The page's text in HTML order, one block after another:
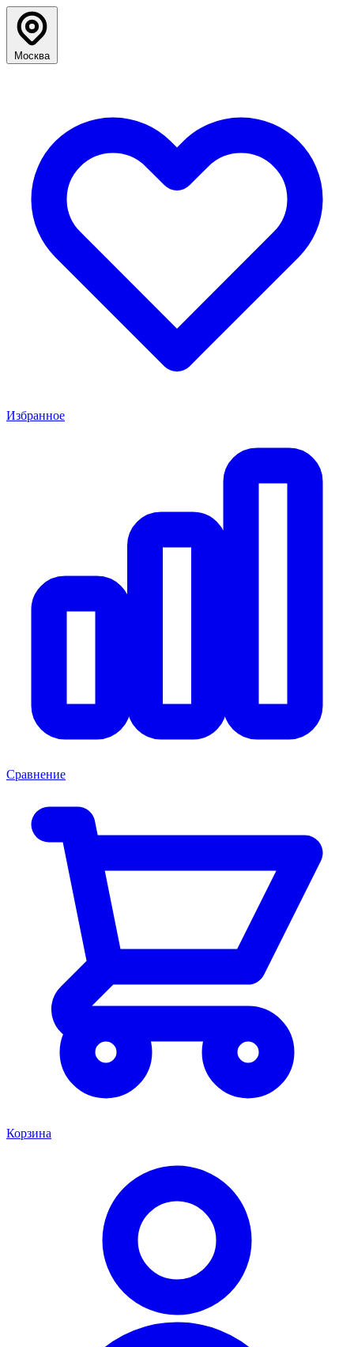
Москва
Избранное
Сравнение
Корзина